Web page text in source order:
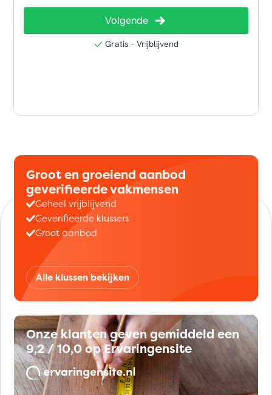
Groot en groeiend aanbod
geverifieerde vakmensen
Geheel vrijblijvend
Geverifieerde klussers
Groot aanbod
Alle klussen bekijken
Onze klanten geven gemiddeld een
9,2 / 10,0 op Ervaringensite